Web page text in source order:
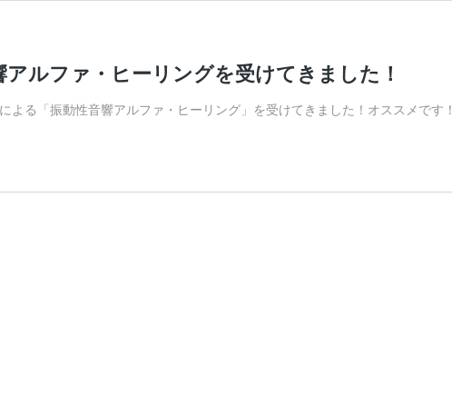
ルファ・ヒーリングを受けてきました！
る「振動性音響アルファ・ヒーリング」を受けてきました！オススメです！